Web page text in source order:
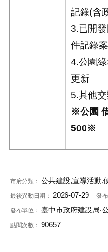
記錄(含
3.已開
件記錄
4.公園
更新
5.其他
※公園
500※
市府分類： 公共建設,宣導活動,
最後異動日期： 2026-07-29 發
發布單位： 臺中市政府建設局‧
點閱次數： 90657